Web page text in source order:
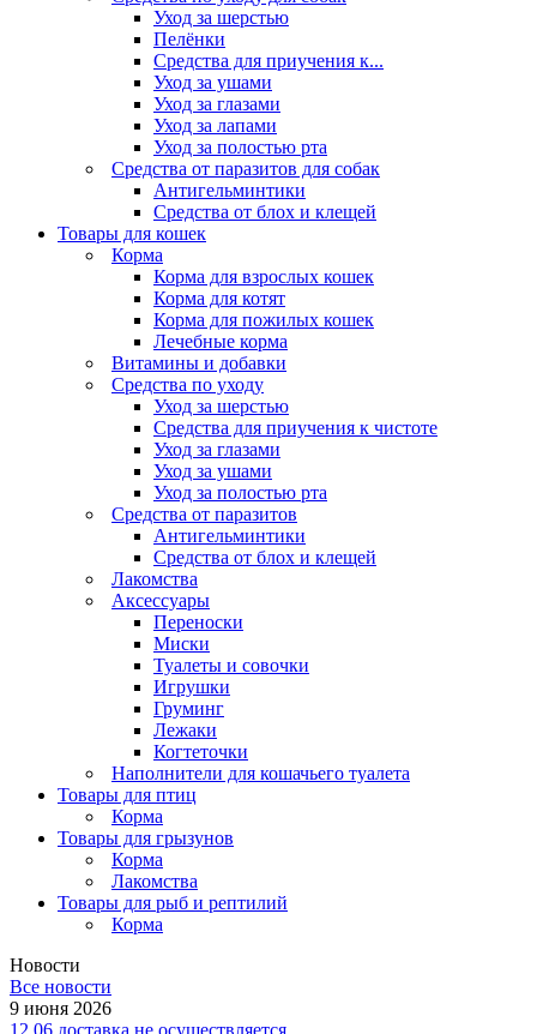
Уход за шерстью
Пелёнки
Средства для приучения к...
Уход за ушами
Уход за глазами
Уход за лапами
Уход за полостью рта
Средства от паразитов для собак
Антигельминтики
Средства от блох и клещей
Товары для кошек
Корма
Корма для взрослых кошек
Корма для котят
Корма для пожилых кошек
Лечебные корма
Витамины и добавки
Средства по уходу
Уход за шерстью
Средства для приучения к чистоте
Уход за глазами
Уход за ушами
Уход за полостью рта
Средства от паразитов
Антигельминтики
Средства от блох и клещей
Лакомства
Аксессуары
Переноски
Миски
Туалеты и совочки
Игрушки
Груминг
Лежаки
Когтеточки
Наполнители для кошачьего туалета
Товары для птиц
Корма
Товары для грызунов
Корма
Лакомства
Товары для рыб и рептилий
Корма
Новости
Все новости
9 июня 2026